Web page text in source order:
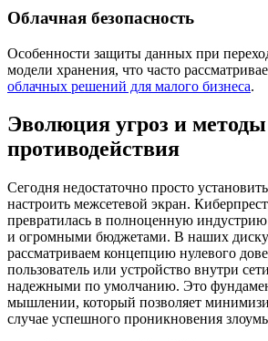
Облачная безопасность
Особенности защиты данных при
модели хранения, что часто
облачных решений для малого бизнеса.
Эволюция угроз и методы
противодействия
Сегодня недостаточно просто
настроить межсетевой экран.
превратилась в полноценную индустрию
и огромными бюджетами. В наших
рассматриваем концепцию нулевого
пользователь или устройство внутри
надежными по умолчанию. Это
мышлении, который позволяет
случае успешного проникновения